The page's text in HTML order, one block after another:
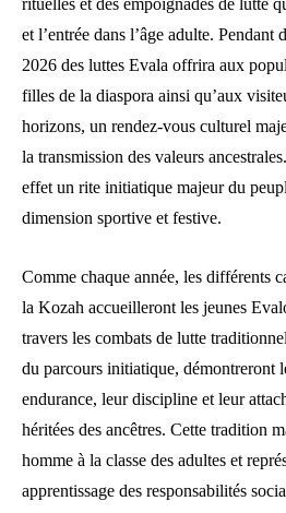
et l’entrée dans l’âge adulte. Pendant
2026 des luttes Evala offrira aux
filles de la diaspora ainsi qu’aux
horizons, un rendez-vous culturel
la transmission des valeurs
effet un rite initiatique majeur du
dimension sportive et festive.
Comme chaque année, les différents
la Kozah accueilleront les jeunes
travers les combats de lutte
du parcours initiatique, démontreront
endurance, leur discipline et leur
héritées des ancêtres. Cette tradition
homme à la classe des adultes et
apprentissage des responsabilités